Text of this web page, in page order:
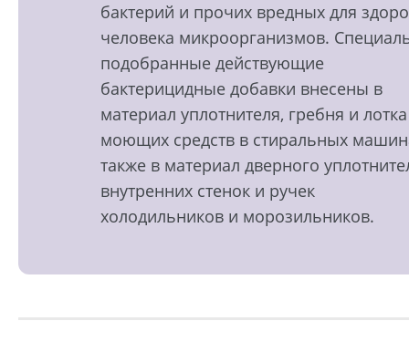
бактерий и прочих вредных для
человека микроорганизмов.
подобранные действующие
бактерицидные добавки внесены в
материал уплотнителя, гребня и
моющих средств в стиральных
также в материал дверного
внутренних стенок и ручек
холодильников и морозильников.